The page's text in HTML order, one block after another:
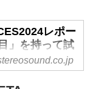
なり、MQA社
た。ファンドや
の数社の買い手
ンブロック社
いる。
ディオ・ビジュ
イマーシブオー
というイメージ
級なAVアンプ
レポー
」を持って試
！ キヤノン
像ボリュメト
テーブルトッ